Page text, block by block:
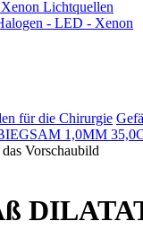
Lichtquellen
- LED - Xenon
für die Chirurgie
Vorschaubild